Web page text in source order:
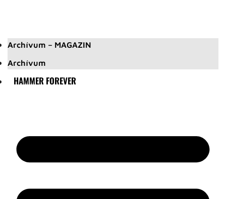
Archívum – MAGAZIN
Archívum
HAMMER FOREVER